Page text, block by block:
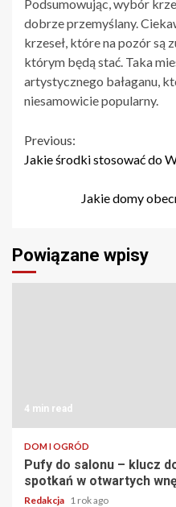
Podsumowując, wybór
dobrze przemyślany.
krzeseł, które na pozór są
którym będą stać. Taka
artystycznego bałaganu,
niesamowicie popularny.
Continue
Previous:
Jakie środki stosować do
Jakie domy
Powiązane wpisy
4 min read
DOM I OGRÓD
Pufy do salonu – klucz
spotkań w otwartych
Redakcja 1 rok ago